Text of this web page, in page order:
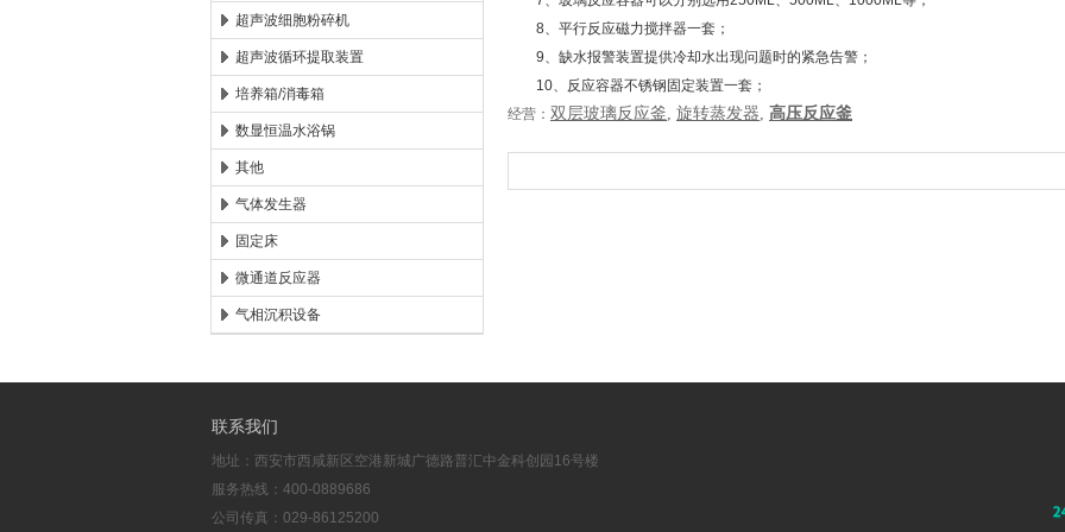
超声波细胞粉碎机
超声波循环提取装置
培养箱/消毒箱
数显恒温水浴锅
其他
气体发生器
固定床
微通道反应器
气相沉积设备
8、平行反应磁力搅拌器一套；
9、缺水报警装置提供冷却水出现问题时的紧急告警；
10、反应容器不锈钢固定装置一套；
经营： 双层玻璃反应釜, 旋转蒸发器, 高压反应釜
联系我们
地址：西安市西咸新区空港新城广德路普汇中金科创园16号楼
服务热线：400-0889686
公司传真：029-86125200